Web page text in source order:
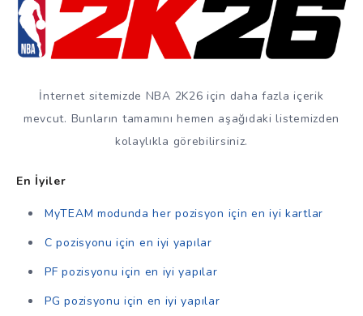
İnternet sitemizde NBA 2K26 için daha fazla içerik
mevcut. Bunların tamamını hemen aşağıdaki listemizden
kolaylıkla görebilirsiniz.
En İyiler
MyTEAM modunda her pozisyon için en iyi kartlar
C pozisyonu için en iyi yapılar
PF pozisyonu için en iyi yapılar
PG pozisyonu için en iyi yapılar